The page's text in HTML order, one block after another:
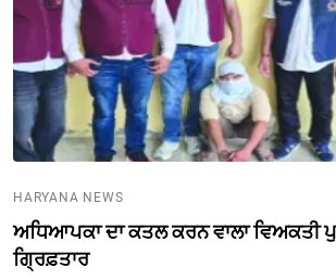
HARYANA NEWS
ਅਧਿਆਪਕਾ ਦਾ ਕਤਲ ਕਰਨ ਵਾਲਾ ਵਿਅਕਤੀ
ਗ੍ਰਿਫ਼ਤਾਰ